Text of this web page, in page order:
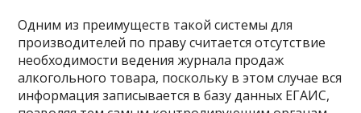
Одним из преимуществ такой системы для
производителей по праву считается отсутствие
необходимости ведения журнала продаж
алкогольного товара, поскольку в этом случае вся
информация записывается в базу данных ЕГАИС,